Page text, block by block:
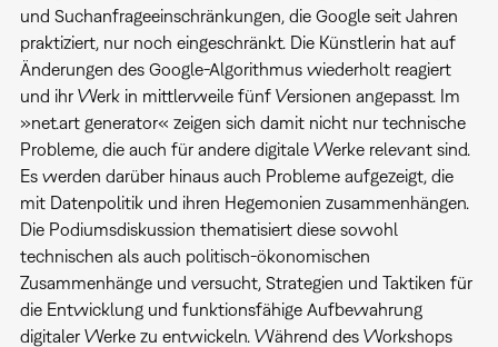
und Suchanfrageeinschränkungen, die Google seit Jahren
praktiziert, nur noch eingeschränkt. Die Künstlerin hat auf
Änderungen des Google-Algorithmus wiederholt reagiert
und ihr Werk in mittlerweile fünf Versionen angepasst. Im
»net.art generator« zeigen sich damit nicht nur technische
Probleme, die auch für andere digitale Werke relevant sind.
Es werden darüber hinaus auch Probleme aufgezeigt, die
mit Datenpolitik und ihren Hegemonien zusammenhängen.
Die Podiumsdiskussion thematisiert diese sowohl
technischen als auch politisch-ökonomischen
Zusammenhänge und versucht, Strategien und Taktiken für
die Entwicklung und funktionsfähige Aufbewahrung
digitaler Werke zu entwickeln. Während des Workshops